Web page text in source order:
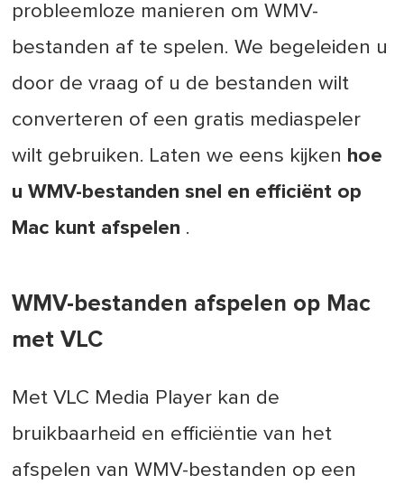
probleemloze manieren om WMV-
bestanden af te spelen. We begeleiden u
door de vraag of u de bestanden wilt
converteren of een gratis mediaspeler
wilt gebruiken. Laten we eens kijken hoe
u WMV-bestanden snel en efficiënt op
Mac kunt afspelen .
WMV-bestanden afspelen op Mac
met VLC
Met VLC Media Player kan de
bruikbaarheid en efficiëntie van het
afspelen van WMV-bestanden op een